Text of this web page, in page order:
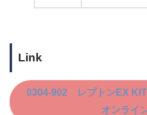
Link
0304-902 レプトンEX
オンライ